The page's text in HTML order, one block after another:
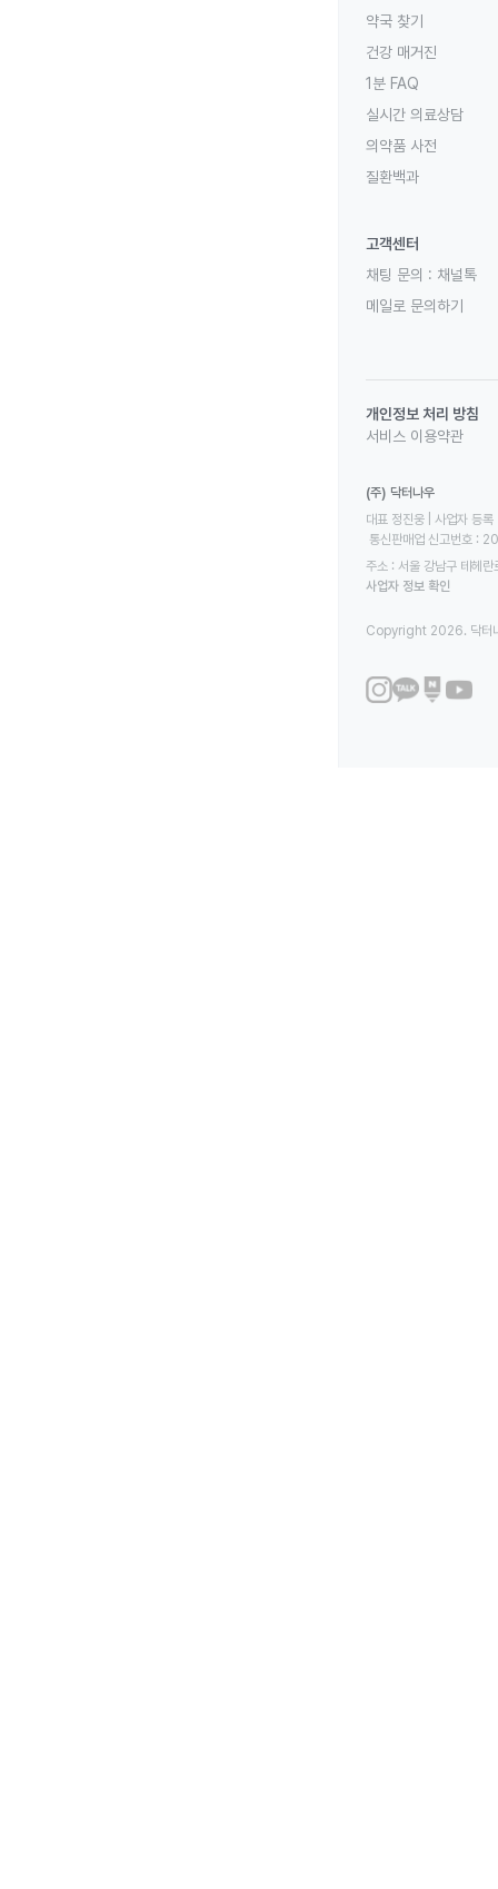
약국 찾기
건강 매거진
1분 FAQ
실시간 의료상담
의약품 사전
질환백과
고객센터
채팅 문의 : 채널톡
메일로 문의하기
개인정보 처리 방침
서비스 이용약관
(주) 닥터나우
대표 정진웅 | 사업자
통신판매업 신고번호
주소 : 서울 강남구 테헤
사업자 정보 확인
Copyright 2026. 닥터